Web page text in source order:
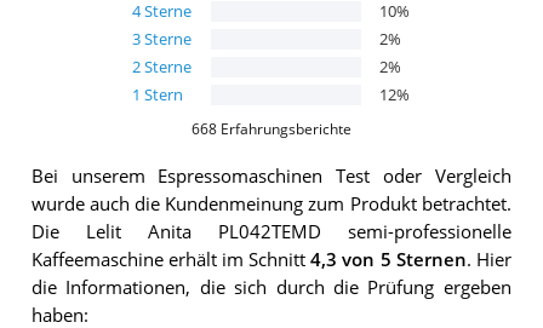
4Sterne 10%
3Sterne 2%
2Sterne 2%
1 Stern 12%
668 Erfahrungsberichte
Bei unserem Espressomaschinen Test oder Vergleich
wurde auch die Kundenmeinung zum Produkt betrachtet.
Die
Lelit Anita PL042TEMD semi-professionelle
Kaffeemaschineerhält im Schnitt4,3 von 5 Sternen. Hier
die Informationen, die sich durch die Prüfung ergeben
haben: